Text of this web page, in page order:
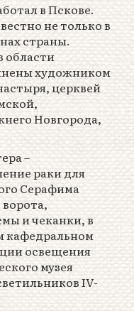
в Пскове.
не только в
страны.
области
художником
церквей
Новгорода,
–
раки для
Серафима
и чеканки, в
кафедральном
освещения
музея
IV-